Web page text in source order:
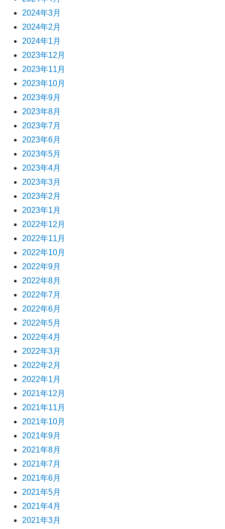
2024年3月
2024年2月
2024年1月
2023年12月
2023年11月
2023年10月
2023年9月
2023年8月
2023年7月
2023年6月
2023年5月
2023年4月
2023年3月
2023年2月
2023年1月
2022年12月
2022年11月
2022年10月
2022年9月
2022年8月
2022年7月
2022年6月
2022年5月
2022年4月
2022年3月
2022年2月
2022年1月
2021年12月
2021年11月
2021年10月
2021年9月
2021年8月
2021年7月
2021年6月
2021年5月
2021年4月
2021年3月